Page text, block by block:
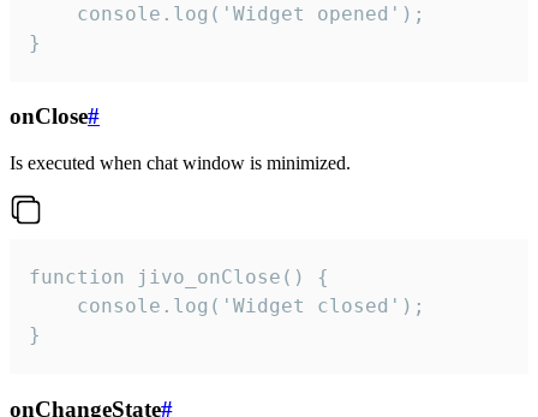
    console.log('Widget opened');
}
onClose#
Is executed when chat window is minimized.
function jivo_onClose() {
    console.log('Widget closed');
}
onChangeState#